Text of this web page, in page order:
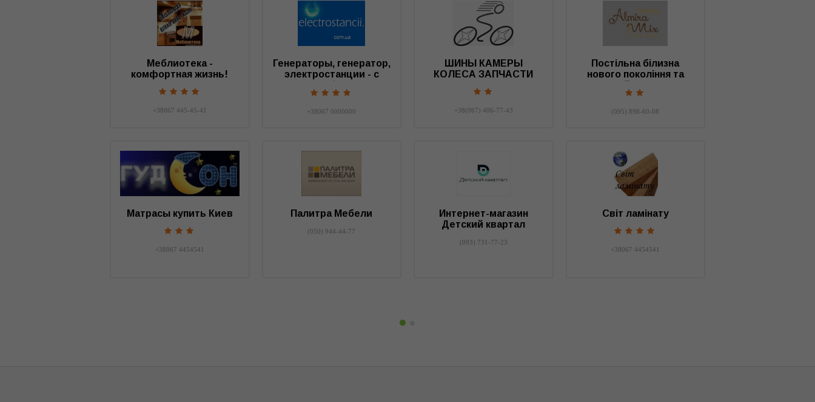
Меблиотека -
комфортная жизнь!
+38067 445-45-41
Генераторы, генератор,
электростанции - с
+38067 0000000
ШИНЫ КАМЕРЫ
КОЛЕСА ЗАПЧАСТИ
+38(067) 406-77-43
Постільна білизна
нового покоління та
(095) 898-60-08
Матрасы купить Киев
+38067 4454541
Палитра Мебели
(050) 944-44-77
Интернет-магазин
Детский квартал
(093) 731-77-23
Світ ламінату
+38067 4454541